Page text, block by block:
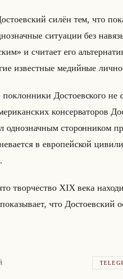
силён тем, что
си­ту­ации без
и счи­та­ет его
из­вест­ные ме­дийные
До­сто­ев­ско­го не
кон­сер­ва­то­ров
од­но­знач­ным сто­рон­ни­ком
в ев­ро­пейской
твор­че­ство XIX века
что До­сто­ев­ский